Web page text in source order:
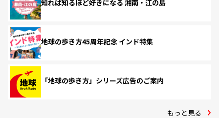
知れば知るほど好きになる 湘南・江の島
地球の歩き方45周年記念 インド特集
「地球の歩き方」シリーズ広告のご案内
もっと見る